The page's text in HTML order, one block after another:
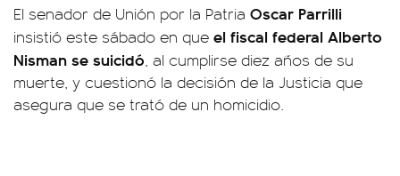
El senador de Unión por la Patria Oscar Parrilli
insistió este sábado en que el fiscal federal Alberto
Nisman se suicidó, al cumplirse diez años de su
muerte, y cuestionó la decisión de la Justicia que
asegura que se trató de un homicidio.